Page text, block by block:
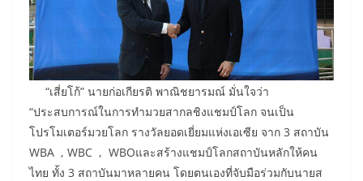
“เสี่ยโก้” นายก่อเกียรติ พาณิชยารมณ์ มั่นใจว่า
“ประสบการณ์ในการทำมวยสากลชิงแชมป์โลก จนเป็น
โปรโมเตอร์มวยโลก รางวัลยอดเยี่ยมแห่งเอเซีย จาก 3 สถาบัน
WBA , WBC , WBOและสร้างแชมป์โลกสถาบันหลักให้คน
ไทย ทั้ง 3 สถาบันมาหลายคน โดยตนเองที่จับมือร่วมกับนายส